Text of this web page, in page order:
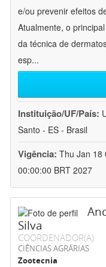
e/ou prevenir efeitos
Atualmente, o
da técnica de
esp...
Instituição/UF/País:
Santo - ES - Brasil
Vigência: Thu Jan 18
00:00:00 BRT 2027
Silva
COORDENADOR(A)
CIÊNCIAS AGRÁRIAS
Zootecnia